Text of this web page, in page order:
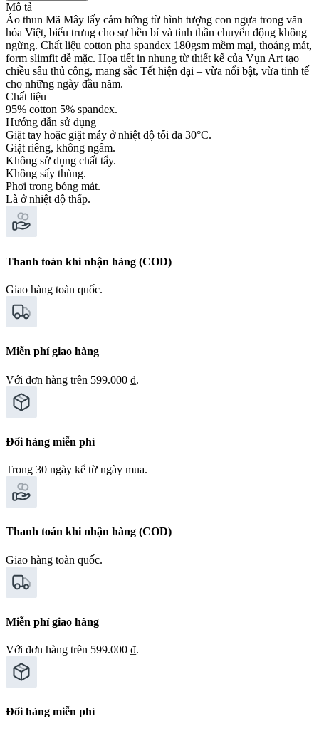
Mô tả
Áo thun Mã Mây lấy cảm hứng từ hình tượng con ngựa trong văn
hóa Việt, biểu trưng cho sự bền bỉ và tinh thần chuyển động không
ngừng. Chất liệu cotton pha spandex 180gsm mềm mại, thoáng mát,
form slimfit dễ mặc. Họa tiết in nhung từ thiết kế của Vụn Art tạo
chiều sâu thủ công, mang sắc Tết hiện đại – vừa nổi bật, vừa tinh tế
cho những ngày đầu năm.
Chất liệu
95% cotton 5% spandex.
Hướng dẫn sử dụng
Giặt tay hoặc giặt máy ở nhiệt độ tối đa 30°C.
Giặt riêng, không ngâm.
Không sử dụng chất tẩy.
Không sấy thùng.
Phơi trong bóng mát.
Là ở nhiệt độ thấp.
Thanh toán khi nhận hàng (COD)
Giao hàng toàn quốc.
Miễn phí giao hàng
Với đơn hàng trên 599.000 ₫.
Đổi hàng miễn phí
Trong 30 ngày kể từ ngày mua.
Thanh toán khi nhận hàng (COD)
Giao hàng toàn quốc.
Miễn phí giao hàng
Với đơn hàng trên 599.000 ₫.
Đổi hàng miễn phí